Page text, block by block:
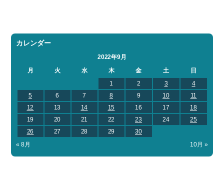
カレンダー
2022年9月
月
火 水 木 金 土
日
1
2 3
4
5
6 7 8 9 10
11
12
13 14 15 16 17
18
19
20 21 22 23 24
25
26
27 28 29
30
« 8月
10月 »